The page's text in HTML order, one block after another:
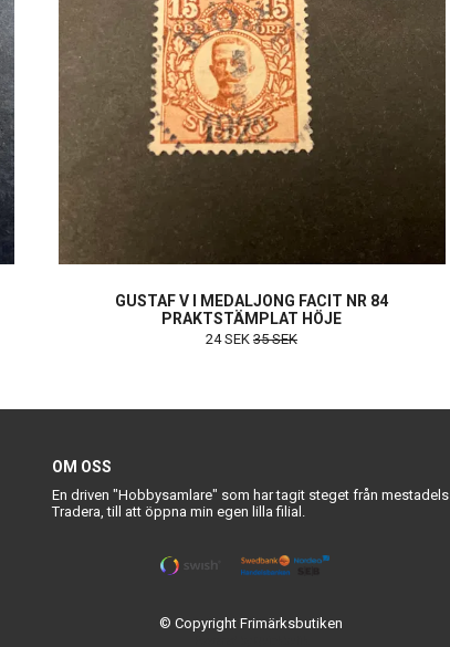
GUSTAF V I MEDALJONG FACIT NR 84
PRAKTSTÄMPLAT HÖJE
24 SEK 35 SEK
OM OSS
En driven "Hobbysamlare" som har tagit steget från mestadels
Tradera, till att öppna min egen lilla filial.
© Copyright Frimärksbutiken